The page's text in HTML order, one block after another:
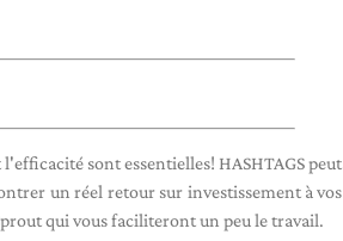
sont essentielles! HASHTAGS peut
un réel retour sur investissement à vos
qui vous faciliteront un peu le travail.